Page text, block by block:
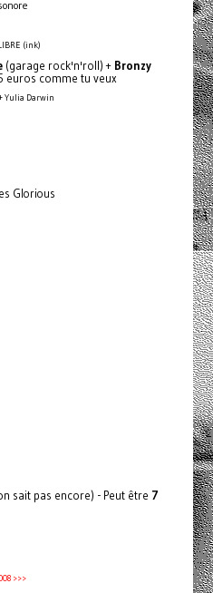
(ink)
(garage rock'n'roll) + Bronzy
euros comme tu veux
Yulia Darwin
Glorious
sait pas encore) - Peut être 7
>>>